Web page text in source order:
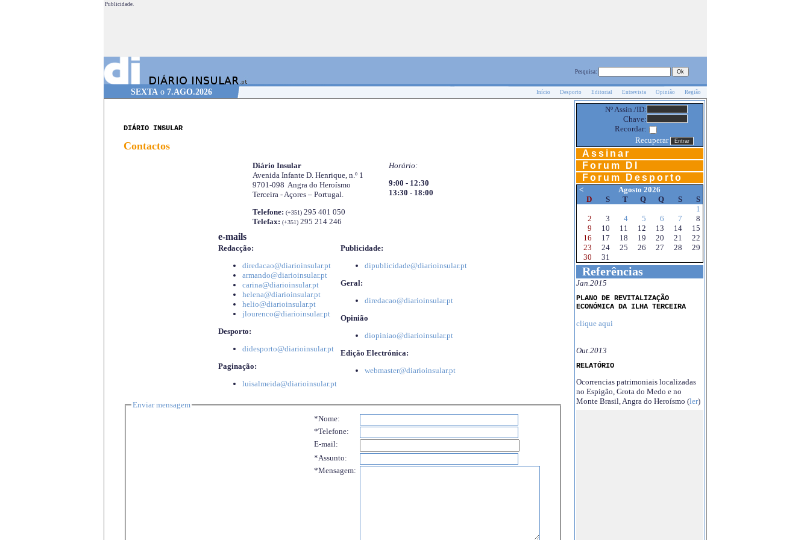
Publicidade.
Pesquisa:
SEXTAo 7.AGO.2026 Início Desporto Editorial Entrevista Opinião Região
DIÁRIO INSULAR
Contactos
Diário Insular
Avenida Infante D. Henrique, n.º 1
9701-098 Angra do Heroísmo
Terceira - Açores – Portugal.
Telefone: (+351)295 401 050
Telefax: (+351)295 214 246
Horário:
9:00 - 12:30
13:30 - 18:00
e-mails
Redacção:
diredacao@diarioinsular.pt
armando@diarioinsular.pt
carina@diarioinsular.pt
helena@diarioinsular.pt
helio@diarioinsular.pt
jlourenco@diarioinsular.pt
Desporto:
didesporto@diarioinsular.pt
Paginação:
luisalmeida@diarioinsular.pt
Publicidade:
dipublicidade@diarioinsular.pt
Geral:
diredacao@diarioinsular.pt
Opinião
diopiniao@diarioinsular.pt
Edição Electrónica:
webmaster@diarioinsular.pt
Enviar mensagem
*Nome:
*Telefone:
E-mail:
*Assunto:
*Mensagem:
Nº Assin./ID:
Chave:
Recordar:
Recuperar
Assinar
Forum DI
Forum Desporto
<
Agosto 2026
D
S T Q Q S
S
1
2
3 4 5 6 7
8
9
10 11 12 13 14
15
16
17 18 19 20 21
22
23
24 25 26 27 28
29
30
31
Referências
Jan.2015
PLANO DE REVITALIZAÇÃO
ECONÓMICA DA ILHA TERCEIRA
clique aqui
Out.2013
RELATÓRIO
Ocorrencias patrimoniais localizadas
no Espigão, Grota do Medo e no
Monte Brasil, Angra do Heroísmo (ler)